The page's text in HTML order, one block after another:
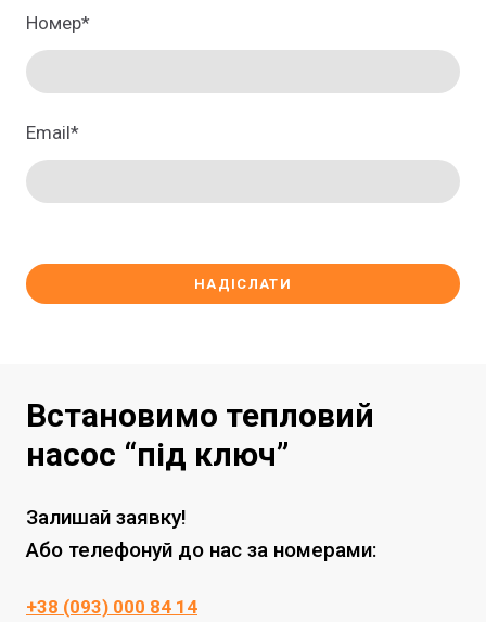
Номер*
Email*
НАДІСЛАТИ
Встановимо тепловий
насос “під ключ”
Залишай заявку!
Або телефонуй до нас за номерами:
+38 (093) 000 84 14